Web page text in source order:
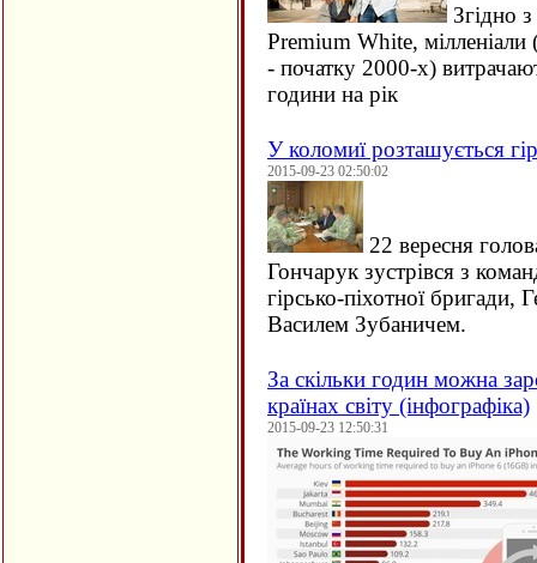
Згідно
Premium White,
- початку 2000-х)
години на рік
У коломиї розташується
2015-09-23 02:50:02
22 вересня
Гончарук зустрівся з
гірсько-піхотної бригади,
Василем Зубаничем.
За скільки годин можна
країнах світу (інфографіка)
2015-09-23 12:50:31